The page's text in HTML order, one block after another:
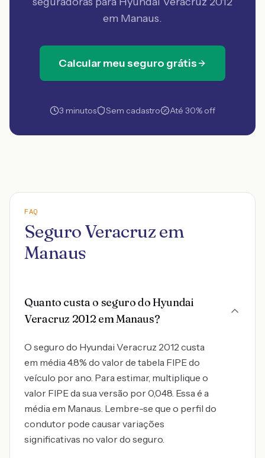
em Manaus.
Calcular meu seguro grátis
3 minutos Sem cadastro Até 30% off
FAQ
Seguro Veracruz em
Manaus
Quanto custa o seguro do Hyundai
Veracruz 2012 em Manaus?
O seguro do Hyundai Veracruz 2012 custa
em média 4.8% do valor de tabela FIPE do
veículo por ano. Para estimar, multiplique o
valor FIPE da sua versão por 0,048. Essa é a
média em Manaus. Lembre-se que o perfil do
condutor pode causar variações
significativas no valor do seguro.